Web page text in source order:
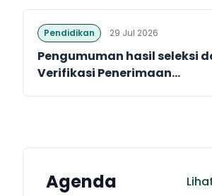
Pendidikan 29 Jul 2026
Pengumuman hasil seleksi
Verifikasi Penerimaan...
Agenda